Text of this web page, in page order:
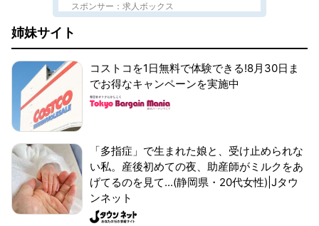
スポンサー：求人ボックス
姉妹サイト
コストコを1日無料で体験できる!8月30日ま
でお得なキャンペーンを実施中
「多指症」で生まれた娘と、受け止められな
い私。産後初めての夜、助産師がミルクをあ
げてるのを見て...(静岡県・20代女性)|Jタウ
ンネット